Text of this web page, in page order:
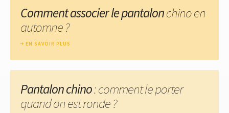
Comment associer le pantalonchino en
automne ?
EN SAVOIR PLUS
Pantalon chino: comment le porter
quand on est ronde ?